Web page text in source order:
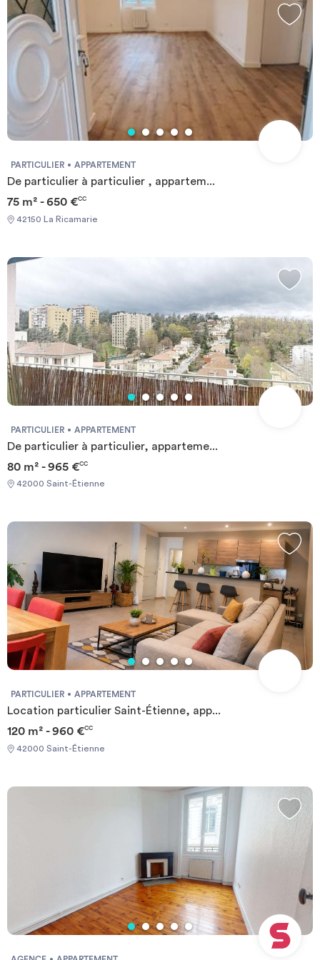
PARTICULIER APPARTEMENT
De particulier à particulier , appartem...
75 m² - 650 €CC
42150 La Ricamarie
PARTICULIER APPARTEMENT
De particulier à particulier, apparteme...
80 m² - 965 €CC
42000 Saint-Étienne
PARTICULIER APPARTEMENT
Location particulier Saint-Étienne, app...
120 m² - 960 €CC
42000 Saint-Étienne